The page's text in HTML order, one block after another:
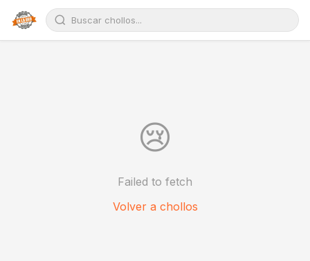
😢
Failed to fetch
Volver a chollos